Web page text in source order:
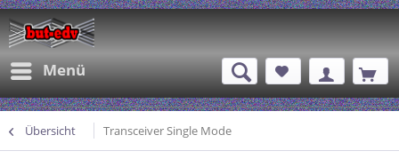
Menü
Übersicht Transceiver Single Mode